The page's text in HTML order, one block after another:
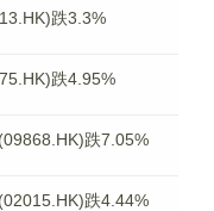
跌3.3%
跌4.95%
跌7.05%
跌4.44%